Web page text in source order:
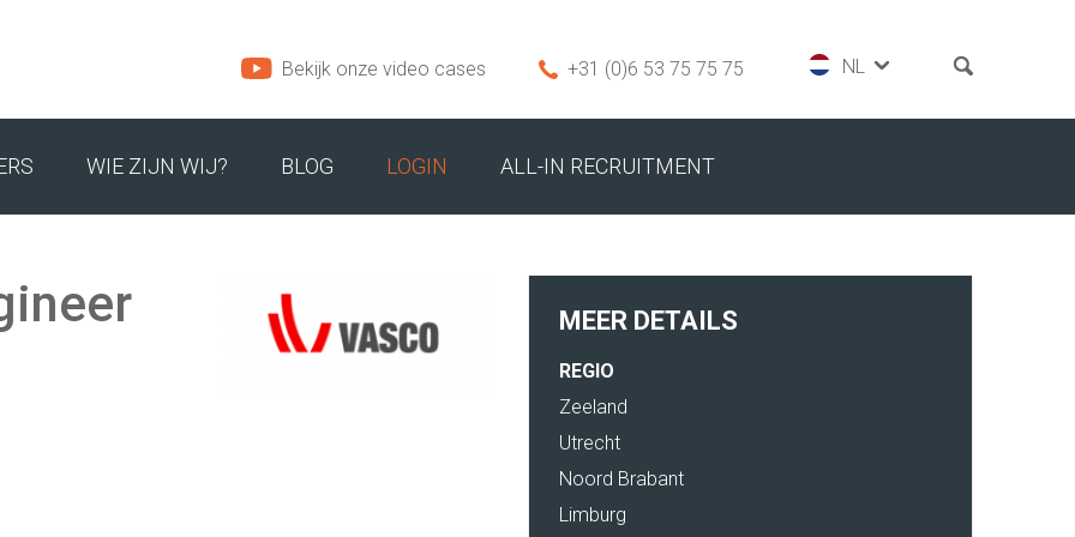
Bekijk onze video cases +31 (0)6 53 75 75 75
WIE ZIJN WIJ?
INSPIRATIE
BLOG LOGIN ALL-IN RECRUITMENT
MEER DETAILS
REGIO
Zeeland
Utrecht
Noord Brabant
Limburg